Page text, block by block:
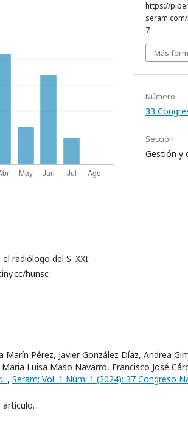
radiólogo del S. XXI. -
hunsc
https://
7
Más
Número
33
Sección
Gestión y
Pérez, Javier González Díaz, Andrea
Luisa Maso Navarro, Francisco José
, Seram: Vol. 1 Núm. 1 (2024): 37 Congreso
artículo.